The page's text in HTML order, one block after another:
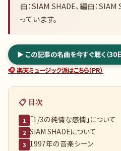
曲：SIAM SHADE、編曲：
っています。
▶ この記事の名曲を今すぐ聴く（30日
🎧 楽天ミュージック派はこちら（PR）
📋 目次
1 「1/3の純情な感情」について
2 SIAM SHADEについて
3 1997年の音楽シーン